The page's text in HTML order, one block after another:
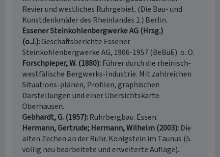
Revier und westliches Ruhrgebiet. (Die Bau- und
Kunstdenkmäler des Rheinlandes 1.) Berlin.
Essener Steinkohlenbergwerke AG (Hrsg.)
(o.J.) Geschäftsberichte Essener
Steinkohlenbergwerke AG, 1906-1957 (BeBüE). o. O.
Forschpieper, W. (1880) Führer durch die rheinisch-
westfälische Bergwerks-Industrie. Mit zahlreichen
Situations-plänen, Profilen, graphischen
Darstellungen und einer Übersichtskarte.
Oberhausen.
Gebhardt, G. (1957) Ruhrbergbau. Essen.
Hermann, Gertrude; Hermann, Wilhelm (2003) Die
alten Zechen an der Ruhr. Königstein im Taunus (5.
völlig neu bearbeitete und erweiterte Auflage).